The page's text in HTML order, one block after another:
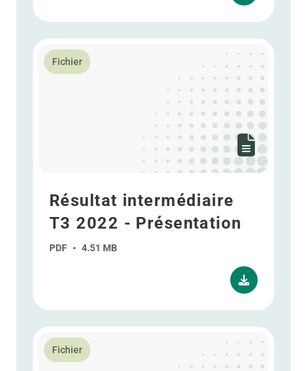
Fichier
Résultat intermédiaire
T3 2022 - Présentation
PDF • 4.51 MB
En savoir plus Résultat intermédiaire T3 2022 -
Fichier
En savoir plus Résultats intermédiaire du T1 2022-